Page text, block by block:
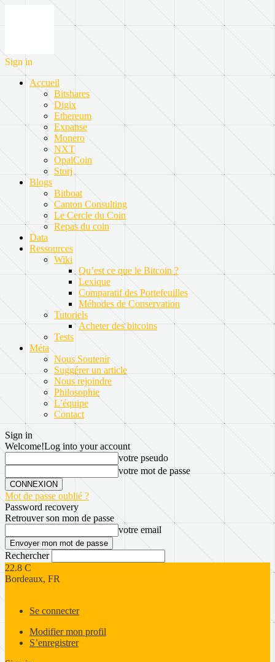
Sign in
Accueil
Bitshares
Digix
Ethereum
Expanse
Monero
NXT
OpalCoin
Storj
Blogs
Bitboat
Canton Consulting
Le Cercle du Coin
Repas du coin
Data
Ressources
Wiki
Qu’est ce que le Bitcoin ?
Lexique
Comparatif des Portefeuilles
Méhodes de Conservation
Tutoriels
Acheter des bitcoins
Tests
Méta
Nous Soutenir
Suggérer un article
Nous rejoindre
Philosophie
L’équipe
Contact
Sign in
Welcome!Log into your account
votre pseudo
votre mot de passe
Mot de passe oublié ?
Password recovery
Retrouver son mon de passe
votre email
Rechercher
22.8 C
Bordeaux, FR
Se connecter
Modifier mon profil
S’enregistrer